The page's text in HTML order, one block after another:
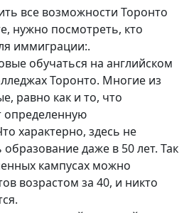
все возможности Торонто
нужно посмотреть, кто
иммиграции:.
обучаться на английском
Торонто. Многие из
равно как и то, что
характерно, здесь не
даже в 50 лет. Так
кампусах можно
возрастом за 40, и никто